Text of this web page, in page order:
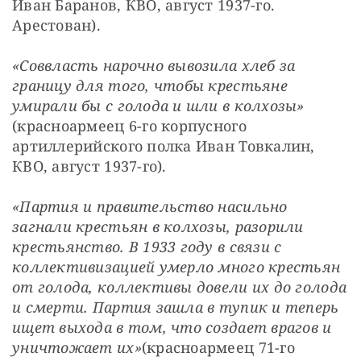
Иван Баранов, КВО, август 1937-го.
Арестован).
«Соввласть нарочно вывозила хлеб за
границу для того, чтобы крестьяне
умирали бы с голода и шли в колхозы»
(красноармеец 6-го корпусного
артиллерийского полка Иван Товкалин,
КВО, август 1937-го).
«Партия и правительство насильно
загнали крестьян в колхозы, разорили
крестьянство. В 1933 году в связи с
коллективизацией умерло много крестьян
от голода, коллективы довели их до голода
и смерти. Партия зашла в тупик и теперь
ищет выхода в том, что создает врагов и
уничтожает их»(красноармеец 71-го